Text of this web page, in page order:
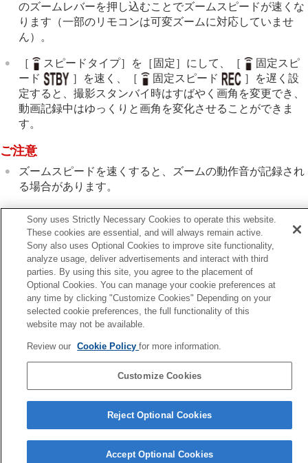
ズーム倍率について
ズームリング操作方向
手ブレを補正する
レンズ補正
（静止画/動画）
ノイズリダクション
撮影中の画面表示を設定する
動画の音声を記録する
画像と音声をライブ配信する
カメラをカスタマイズする
カメラの設定を変更する
スマートフォンでできること
パソコンでできること
クラウドサービスを利用する
故障かな？と思ったら
のズームレバーを押し込むことでズームスピードが速くな
ります（一部のリモコンは可変ズームに対応していませ
ん）。
［ スピードタイプ］ を ［固定］ にして、 ［
固定スピ
ード
］ を速く、 ［ 固定スピード ］
を遅く設
定すると、撮影スタンバイ時はすばやく画角を変更でき、
動画記録中はゆっくりと画角を変化させることができま
す。
ご注意
ズームスピードを速くすると、ズームの動作音が記録され
る場合があります。
タムキーズームスピード（静止画/動画）
次へ
ズーム倍率につ
TP1001367320
お使いのカメラの本体ソフトウェアがVer.2.00未満の場合は下記URLの
https://helpguide.sony.net/ilc/2040/v1/ja/index.html
言語選択ページへ
Copyright 2024 Sony Corporation
Sony uses Strictly Necessary Cookies to operate this website.
These cookies are essential, and will always remain active.
Sony also uses Optional Cookies to improve site functionality,
analyze usage, deliver advertisements and interact with third
parties. By using this site, you agree to the placement of
Optional Cookies. You can manage your cookie preferences at
any time by clicking "Customize Cookies" Depending on your
selected cookie preferences, the full functionality of this
website may not be available.
Review our Cookie Policyfor more information.
Customize Cookies
Reject Optional Cookies
Accept Optional Cookies